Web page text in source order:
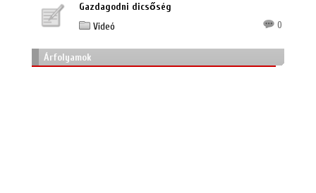
Gazdagodni dicsőség
Videó
0
Árfolyamok